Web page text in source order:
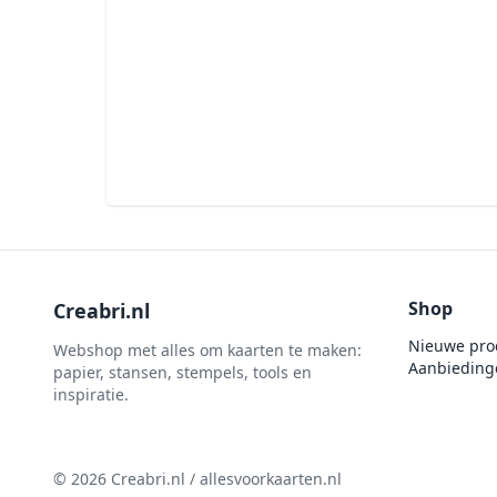
Pan Pastel
JeJe
Joy & Noor
Lavinia
Tools
Creabri.nl
Webshop met alles om kaarten te maken:
papier, stansen, stempels, tools en
inspiratie.
Shop
Nieuwe
© 2026 Creabri.nl / allesvoorkaarten.nl